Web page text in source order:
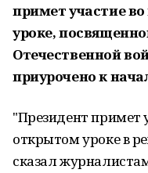
примет участие
уроке,
Отечественной
приурочено к
"Президент примет
открытом уроке в
сказал